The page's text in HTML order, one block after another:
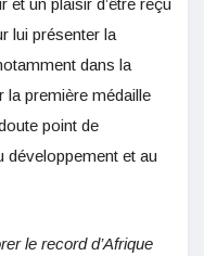
et un plaisir d’être reçu
lui présenter la
dans la
la première médaille
point de
développement et au
le record d’Afrique